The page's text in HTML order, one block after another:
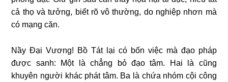
cả thọ và tưởng, biết rõ vô thường, do nghiệp nhơn mà
có mạng căn.
Nầy Đại Vương! Bồ Tát lại có bốn việc mà đạo pháp
được sanh: Một là chẳng bỏ đạo tâm. Hai là cũng
khuyên người khác phát tâm. Ba là chứa nhóm cội công